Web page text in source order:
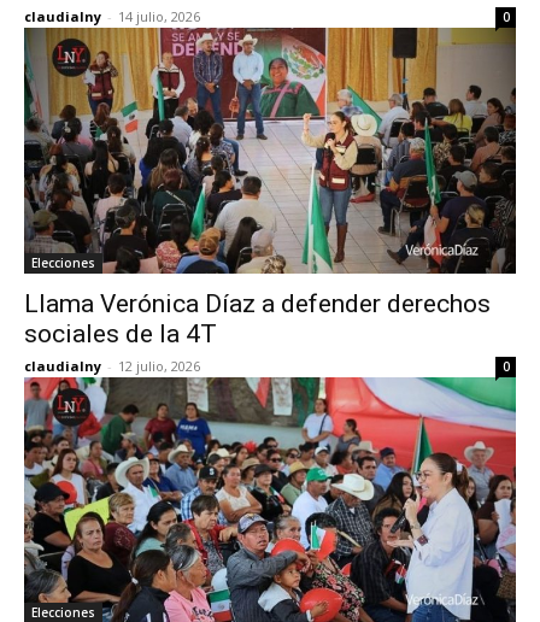
claudialny - 14 julio, 2026 0
Elecciones
Llama Verónica Díaz a defender derechos
sociales de la 4T
claudialny - 12 julio, 2026 0
Elecciones